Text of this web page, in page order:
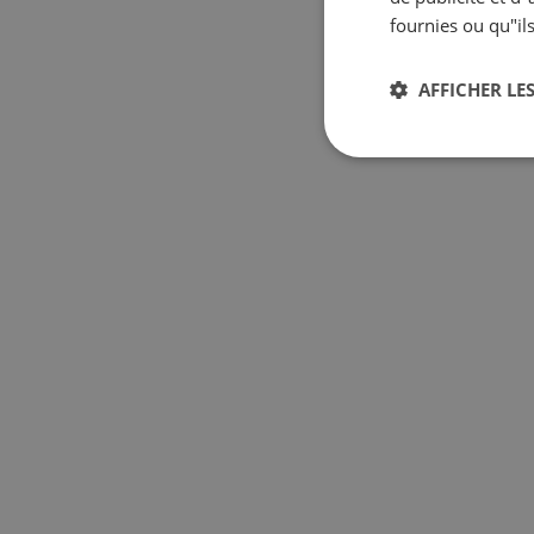
fournies ou
AFFICHER